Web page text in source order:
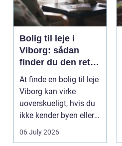
Bolig til leje i
Viborg: sådan
finder du den rette
lejlighed
At finde en bolig til leje
Viborg kan virke
uoverskueligt, hvis du
ikke kender byen eller
det lokale...
06 July 2026